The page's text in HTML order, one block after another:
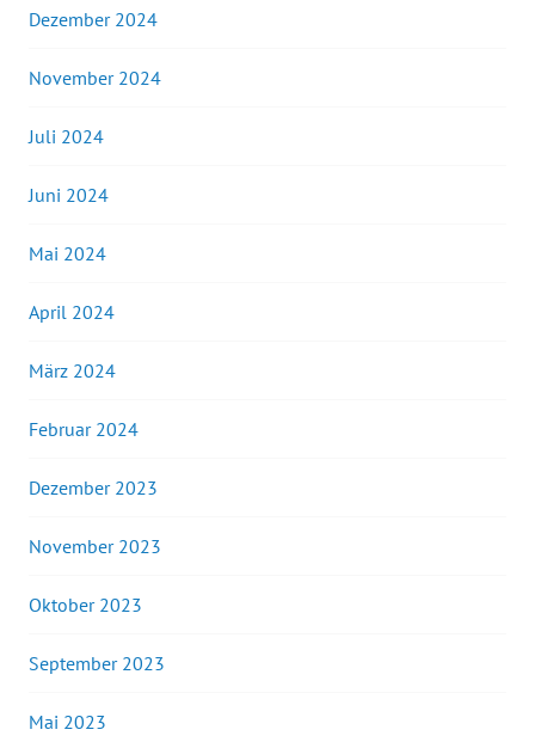
Dezember 2024
November 2024
Juli 2024
Juni 2024
Mai 2024
April 2024
März 2024
Februar 2024
Dezember 2023
November 2023
Oktober 2023
September 2023
Mai 2023